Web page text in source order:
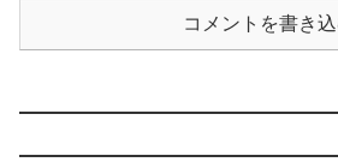
コメントを書き